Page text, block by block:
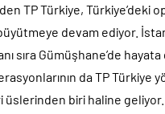
TP Türkiye, Türkiye’deki
devam ediyor.
sıra Gümüşhane’de
da TP Türkiye
biri haline geliyor.